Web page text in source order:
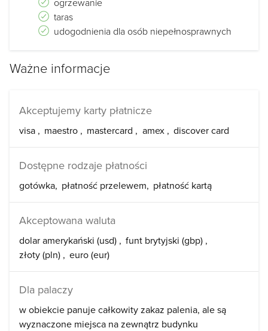
taras
udogodnienia dla osób niepełnosprawnych
Ważne informacje
Akceptujemy karty płatnicze
visa maestro mastercard amex discover card
Dostępne rodzaje płatności
gotówka płatność przelewem płatność kartą
Akceptowana waluta
dolar amerykański (usd)
funt brytyjski (gbp)
złoty (pln)
euro (eur)
Dla palaczy
w obiekcie panuje całkowity zakaz palenia, ale są
wyznaczone miejsca na zewnątrz budynku